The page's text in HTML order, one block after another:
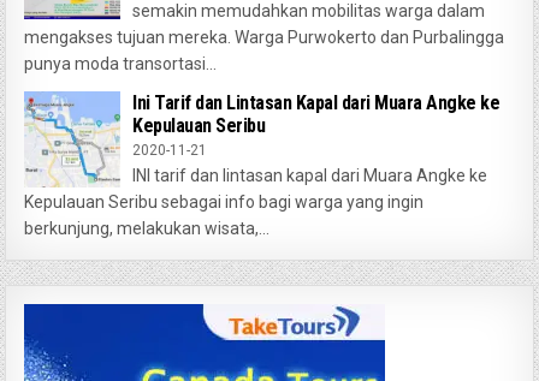
semakin memudahkan mobilitas warga dalam
mengakses tujuan mereka. Warga Purwokerto dan Purbalingga
punya moda transortasi...
Ini Tarif dan Lintasan Kapal dari Muara Angke ke
Kepulauan Seribu
2020-11-21
INI tarif dan lintasan kapal dari Muara Angke ke
Kepulauan Seribu sebagai info bagi warga yang ingin
berkunjung, melakukan wisata,...